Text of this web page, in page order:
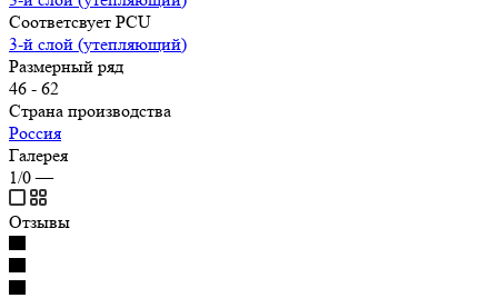
Соответсвует PCU
3-й слой (утепляющий)
Размерный ряд
46 - 62
Страна производства
Россия
Галерея
1/0 —
Отзывы